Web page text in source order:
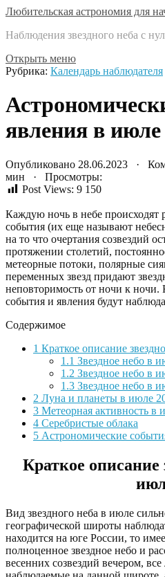
Любительская астрономия для
Наблюдения звездного неба с
Открыть меню
Рубрика: Календарь наблюдателя
явления в июле
Опубликовано 28.06.2023 ·
мин · Просмотры:
Post Views: 9 150
Каждую ночь в небе происходят
события (их еще называют
на то что очертания созвездий
протяжении столетий,
метеорные потоки, полярные
переменных звезд придают
неповторимость от ночи к ночи.
события и явления будут
Содержимое
1 Краткое описание
1.1 Звездное небо в
1.2 Звездное небо в
1.3 Звездное небо в
2 Луна и планеты в июле
3 Метеорная активность в
4 Серебристые облака
5 Астрономические
Краткое описание
Вид звездного неба в июле
географической широты
находится на юге России, то
полноценное звездное небо и
весенних созвездий вечером, все